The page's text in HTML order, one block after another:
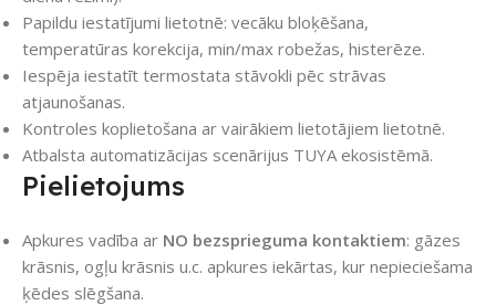
Papildu iestatījumi lietotnē: vecāku bloķēšana,
temperatūras korekcija, min/max robežas, histerēze.
Iespēja iestatīt termostata stāvokli pēc strāvas
atjaunošanas.
Kontroles koplietošana ar vairākiem lietotājiem lietotnē.
Atbalsta automatizācijas scenārijus TUYA ekosistēmā.
Pielietojums
Apkures vadība ar NO bezsprieguma kontaktiem: gāzes
krāsnis, ogļu krāsnis u.c. apkures iekārtas, kur nepieciešama
ķēdes slēgšana.